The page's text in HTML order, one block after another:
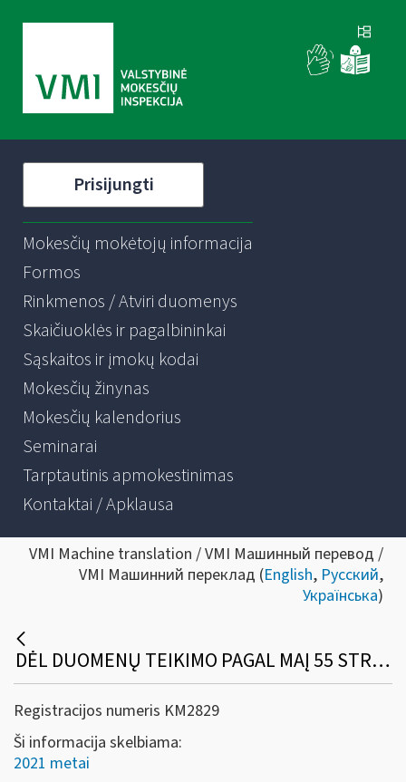
Prisijungti
Mokesčių mokėtojų informacija
Formos
Rinkmenos / Atviri duomenys
Skaičiuoklės ir pagalbininkai
Sąskaitos ir įmokų kodai
Mokesčių žinynas
Mokesčių kalendorius
Seminarai
Tarptautinis apmokestinimas
Kontaktai / Apklausa
VMI Machine translation / VMI Машинный перевод /
VMI Машинний переклад (English, Русский,
Українська)
DĖL DUOMENŲ TEIKIMO PAGAL MAĮ 55 STRAIPSNĮ NUO 2021 M. SAUSIO 1 D.
Registracijos numeris KM2829
Ši informacija skelbiama:
2021 metai